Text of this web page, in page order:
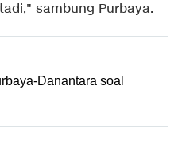
sambung Purbaya.
Danantara soal